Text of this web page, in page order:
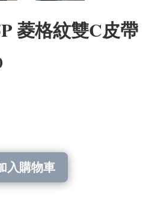
菱格紋雙C皮帶
入購物車